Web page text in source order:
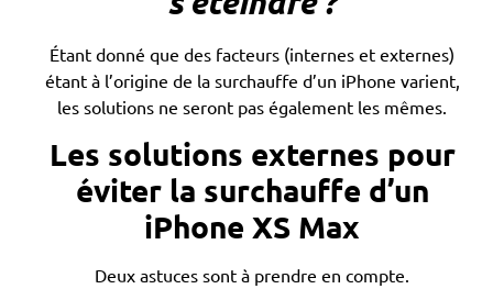
Étant donné que des facteurs (internes et externes)
étant à l’origine de la surchauffe d’un iPhone varient,
les solutions ne seront pas également les mêmes.
Les solutions externes pour
éviter la surchauffe d’un
iPhone XS Max
Deux astuces sont à prendre en compte.